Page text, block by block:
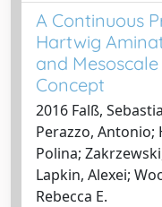
A Continuous
Hartwig
and
Concept
2016 Falß,
Perazzo, Antonio;
Polina;
Lapkin, Alexei;
Rebecca E.